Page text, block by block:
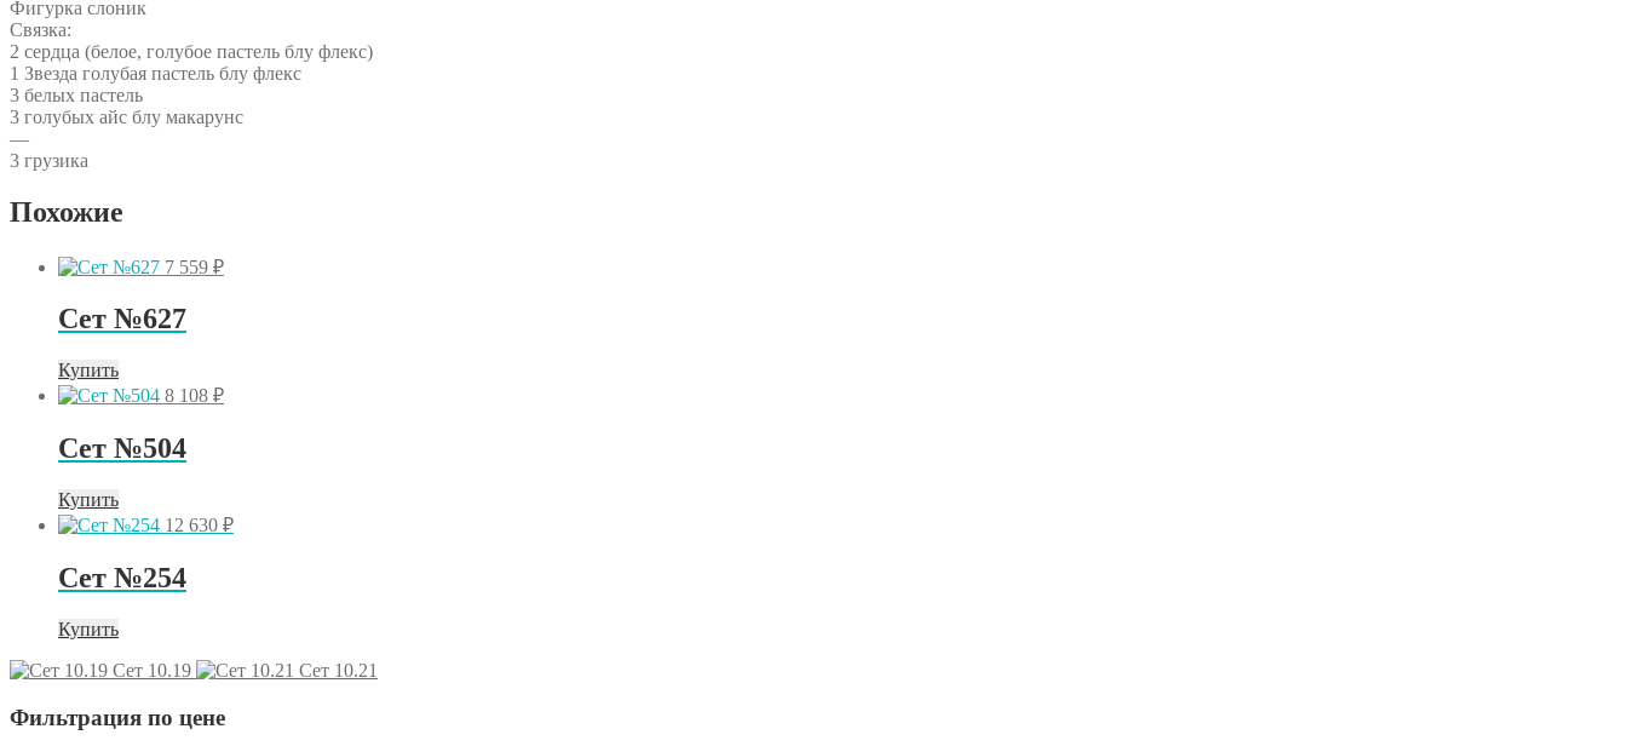
Фигурка слоник
Связка:
2 сердца (белое, голубое пастель блу флекс)
1 Звезда голубая пастель блу флекс
3 белых пастель
3 голубых айс блу макарунс
—
3 грузика
Похожие
7 559 ₽
Сет №627
Купить
8 108 ₽
Сет №504
Купить
12 630 ₽
Сет №254
Купить
Сет 10.19
Сет 10.21
Фильтрация по цене